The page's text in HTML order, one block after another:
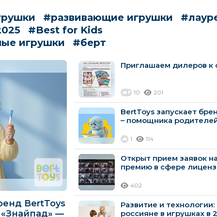
#развивающие игрушки
#Best for Kids
игрушки
#берт
BertToys
—
Приглашаем дилеров к
10 201
BertToys запускает
– помощника
1 114
Открыт прием заявок
премию в сфере
402
Развитие и
россияне в игрушках в